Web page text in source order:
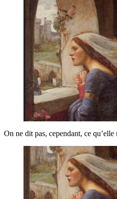
On ne dit pas, cependant, ce